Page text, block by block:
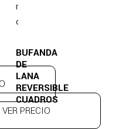
VER PRECIO
BUFANDA
DE
LANA
REVERSIBLE
CUADROS